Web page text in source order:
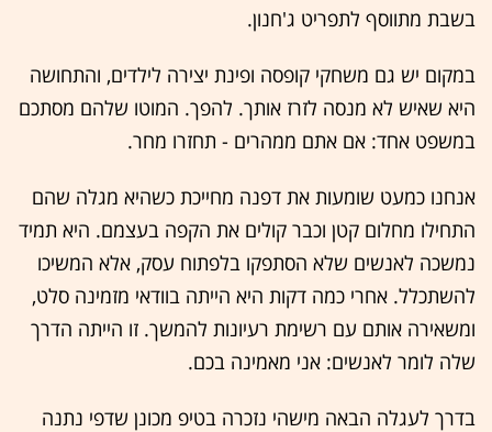
בשבת מתווסף לתפריט ג'חנון.
במקום יש גם משחקי קופסה ופינת יצירה לילדים, והתחושה
היא שאיש לא מנסה לזרז אותך. להפך. המוטו שלהם מסתכם
במשפט אחד: אם אתם ממהרים - תחזרו מחר.
אנחנו כמעט שומעות את דפנה מחייכת כשהיא מגלה שהם
התחילו מחלום קטן וכבר קולים את הקפה בעצמם. היא תמיד
נמשכה לאנשים שלא הסתפקו בלפתוח עסק, אלא המשיכו
להשתכלל. אחרי כמה דקות היא הייתה בוודאי מזמינה סלט,
ומשאירה אותם עם רשימת רעיונות להמשך. זו הייתה הדרך
שלה לומר לאנשים: אני מאמינה בכם.
בדרך לעגלה הבאה מישהי נזכרה בטיפ מכונן שדפי נתנה